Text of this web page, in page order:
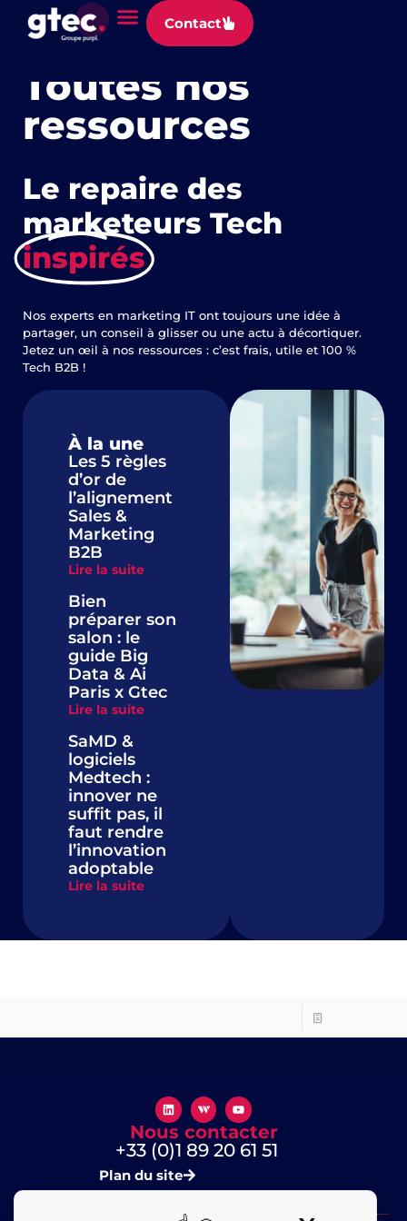
Panneau de gestion des cookies
Contact
Explorez, apprenez, innovez
Toutes nos
ressources
Le repaire des
marketeurs Tech
inspirés
Nos experts en marketing IT ont toujours une idée à
partager, un conseil à glisser ou une actu à décortiquer.
Jetez un œil à nos ressources : c’est frais, utile et 100 %
Tech B2B !
À la une
Les 5 règles
d’or de
l’alignement
Sales &
Marketing
B2B
Lire la suite
Bien
préparer son
salon : le
guide Big
Data & Ai
Paris x Gtec
Lire la suite
SaMD &
logiciels
Medtech :
innover ne
suffit pas, il
faut rendre
l’innovation
adoptable
Lire la suite
Nous contacter
+33 (0)1 89 20 61 51
Plan du site